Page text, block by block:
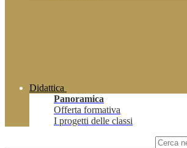
Didattica
Panoramica
Offerta formativa
I progetti delle classi